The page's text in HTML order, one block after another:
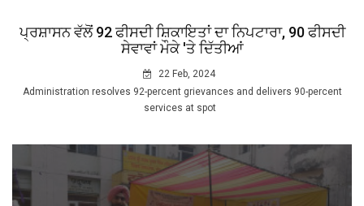
ਪ੍ਰਸ਼ਾਸਨ ਵੱਲੋਂ 92 ਫੀਸਦੀ ਸ਼ਿਕਾਇਤਾਂ ਦਾ ਨਿਪਟਾਰਾ, 90 ਫੀਸਦੀ
ਸੇਵਾਵਾਂ ਮੌਕੇ 'ਤੇ ਦਿੱਤੀਆਂ
22 Feb, 2024
Administration resolves 92-percent grievances and delivers 90-percent
services at spot